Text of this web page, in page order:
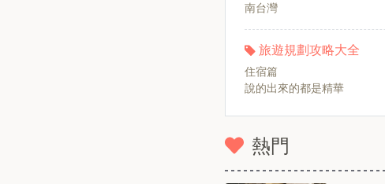
南台灣
旅遊規劃攻略大全
住宿篇
說的出來的都是精華
熱門